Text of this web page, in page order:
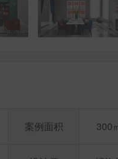
案例面积 300